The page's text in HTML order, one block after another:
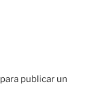
para publicar un